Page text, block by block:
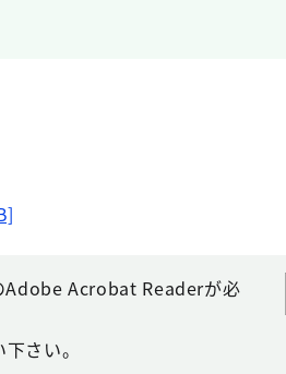
Adobe Acrobat Readerが必
さい。